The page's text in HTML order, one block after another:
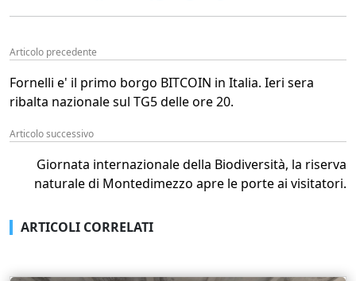
Articolo precedente
Fornelli e' il primo borgo BITCOIN in Italia. Ieri sera
ribalta nazionale sul TG5 delle ore 20.
Articolo successivo
Giornata internazionale della Biodiversità, la riserva
naturale di Montedimezzo apre le porte ai visitatori.
ARTICOLI CORRELATI